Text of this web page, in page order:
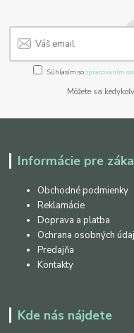
Súhlasím sospracovaním
Môžete sa
Informácie pre
Obchodné podmienky
Reklamácie
Doprava a platba
Ochrana osobných
Predajňa
Kontakty
Kde nás nájdete